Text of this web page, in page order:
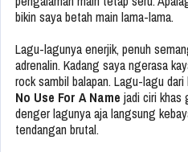
bikin saya betah main lama-lama.
Lagu-lagunya enerjik, penuh
adrenalin. Kadang saya ngerasa
rock sambil balapan. Lagu-lagu
No Use For A Name jadi ciri khas
denger lagunya aja langsung
tendangan brutal.